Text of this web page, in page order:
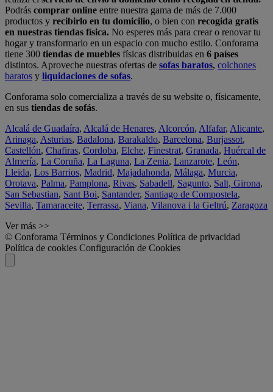
Podrás comprar online entre nuestra gama de más de 7.000
productos y recibirlo en tu domicilio, o bien con recogida gratis
en nuestras tiendas física. No esperes más para crear o renovar tu
hogar y transformarlo en un espacio con mucho estilo. Conforama
tiene 300 tiendas de muebles físicas distribuidas en 6 países
distintos. Aproveche nuestras ofertas de sofas baratos, colchones
baratos y liquidaciones de sofas.
Conforama solo comercializa a través de su website o, físicamente,
en sus tiendas de sofás.
Alcalá de Guadaíra, Alcalá de Henares, Alcorcón, Alfafar, Alicante,
Arinaga, Asturias, Badalona, Barakaldo, Barcelona, Burjassot,
Castellón, Chafiras, Cordoba, Elche, Finestrat, Granada, Huércal de
Almería, La Coruña, La Laguna, La Zenia, Lanzarote, León,
Lleida, Los Barrios, Madrid, Majadahonda, Málaga, Murcia,
Orotava, Palma, Pamplona, Rivas, Sabadell, Sagunto, Salt, Girona,
San Sebastian, Sant Boi, Santander, Santiago de Compostela,
Sevilla, Tamaraceite, Terrassa, Viana, Vilanova i la Geltrú, Zaragoza
Ver más >>
© Conforama Términos y Condiciones Política de privacidad
Política de cookies Configuración de Cookies